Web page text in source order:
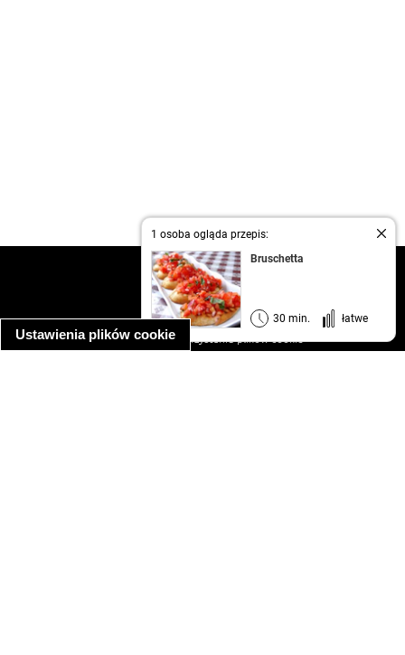
Ustawienia plików cookie
1 osoba ogląda przepis:
Bruschetta
30 min. łatwe
kontakt
regulamin
informacja o prywatności
informacja o wykorzystaniu plików cookie